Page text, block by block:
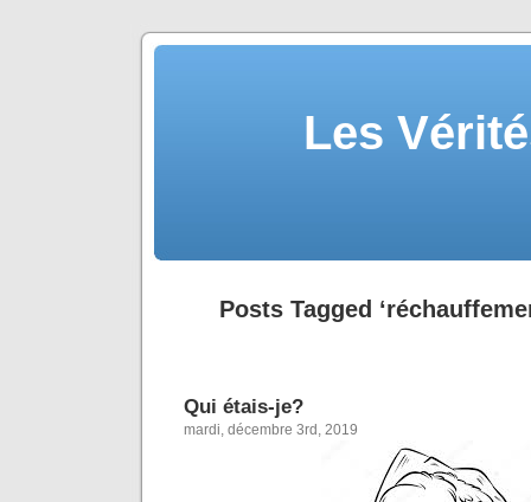
Les
Posts Tagged
Qui étais-je?
mardi, décembre 3rd, 2019